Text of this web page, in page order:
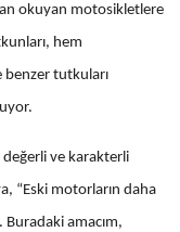
okuyan motosikletlere
hem
benzer tutkuları
ve karakterli
“Eski motorların daha
amacım,